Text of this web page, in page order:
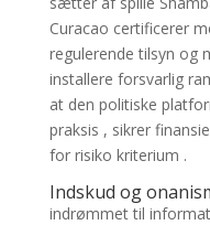
Curacao certificerer
regulerende tilsyn og
installere forsvarlig
at den politiske
praksis , sikrer
for risiko kriterium .
Indskud og
indrømmet til